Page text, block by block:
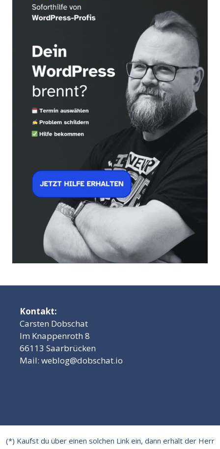
Kontakt:
Carsten Dobschat
Im Knappenroth 8
66113 Saarbrücken
Mail: weblog@dobschat.io
(*) Kaufst du über einen solchen Link ein, dann erhält der Herr